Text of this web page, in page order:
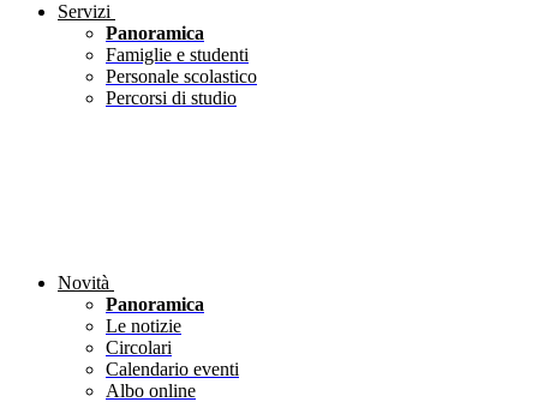
Servizi
Panoramica
Famiglie e studenti
Personale scolastico
Percorsi di studio
Novità
Panoramica
Le notizie
Circolari
Calendario eventi
Albo online